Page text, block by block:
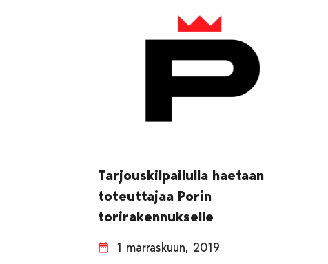
Tarjouskilpailulla haetaan
toteuttajaa Porin
torirakennukselle
1 marraskuun, 2019